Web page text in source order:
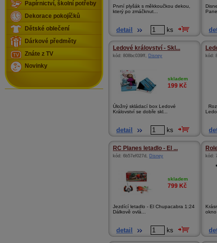
První plyšák s měkkoučkou dekou,
který po zmáčknut...
detail ks
Ledové království - Skl...
kód: 808bc039ff, Disney
skladem
199 Kč
Úložný skládací box Ledové
Království se dobře skl...
detail ks
kód:
RC Planes letadlo - El ...
kód: 6b57ef027d , Disney
skladem
799 Kč
Jezdící letadlo - El Chupacabra 1:24
Dálkově ovlá...
detail ks
kód:
Papírnictví, školní potřeby
Dekorace pokojíčků
Dětské oblečení
Dárkové předměty
Znáte z TV
Novinky